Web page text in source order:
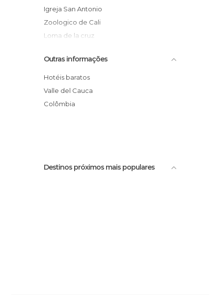
Palácios em Cali
Praças em Cali
Reservas Naturais em Cali
Ruas em Cali
Teatros em Cali
Igreja San Antonio
Zoologico de Cali
Loma de la cruz
El Gato
Centro Comercial Chipichape
Igrela da Nossa Senhora da Merced
Aeroporto de Cali
Outras informações
Hotéis baratos
Valle del Cauca
Colômbia
Destinos próximos mais populares